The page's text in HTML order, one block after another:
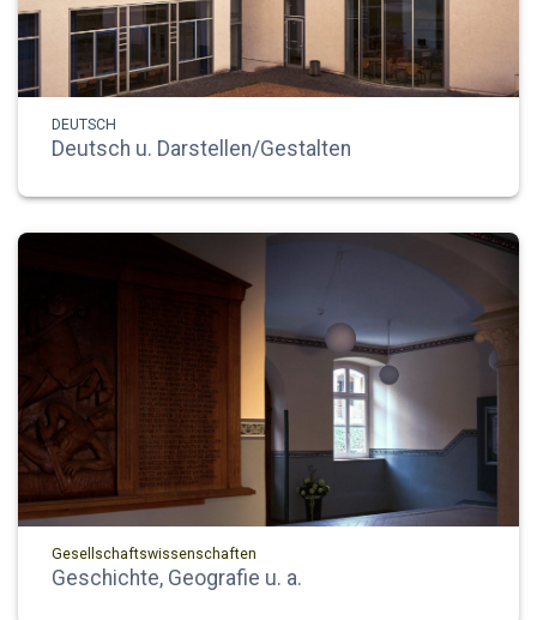
DEUTSCH
Deutsch u. Darstellen/Gestalten
Gesellschaftswissenschaften
Geschichte, Geografie u. a.